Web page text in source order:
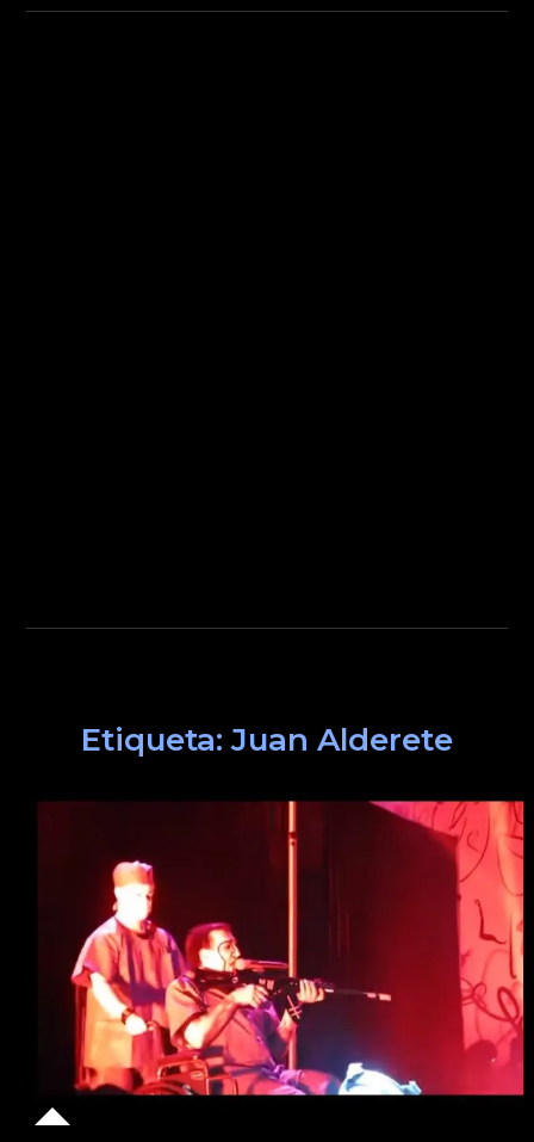
Etiqueta:Juan Alderete